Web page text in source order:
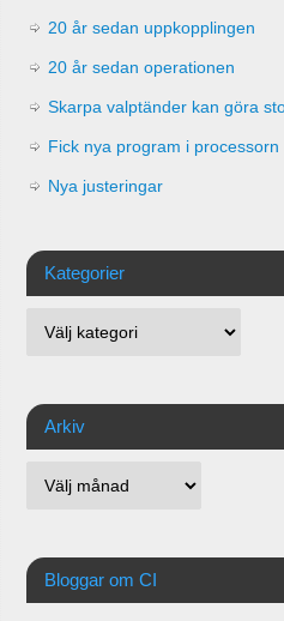
20 år sedan uppkopplingen
20 år sedan operationen
Skarpa valptänder kan göra
Fick nya program i processorn
Nya justeringar
Kategorier
Arkiv
Bloggar om CI